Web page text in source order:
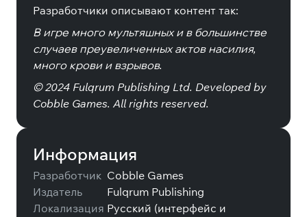
Разработчики описывают контент так:
В игре много мультяшных и в большинстве
случаев преувеличенных актов насилия,
много крови и взрывов.
© 2024 Fulqrum Publishing Ltd. Developed by
Cobble Games. All rights reserved.
Информация
Разработчик Cobble Games
Издатель
Fulqrum Publishing
Локализация Русский (интерфейс и